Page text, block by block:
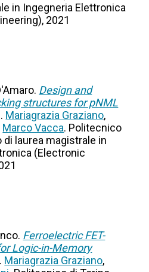
in Ingegneria Elettronica
2021
Design and
structures for pNML
Mariagrazia Graziano,
Marco Vacca. Politecnico
di laurea magistrale in
(Electronic
Ferroelectric FET-
Logic-in-Memory
Mariagrazia Graziano,